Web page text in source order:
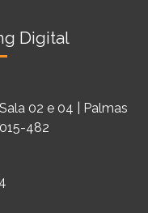
Digital
02 e 04 | Palmas
482